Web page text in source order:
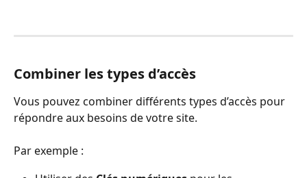
Combiner les types d’accès
Vous pouvez combiner différents types d’accès pour
répondre aux besoins de votre site.
Par exemple :